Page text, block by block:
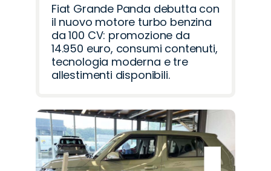
Fiat Grande Panda debutta con
il nuovo motore turbo benzina
da 100 CV: promozione da
14.950 euro, consumi contenuti,
tecnologia moderna e tre
allestimenti disponibili.